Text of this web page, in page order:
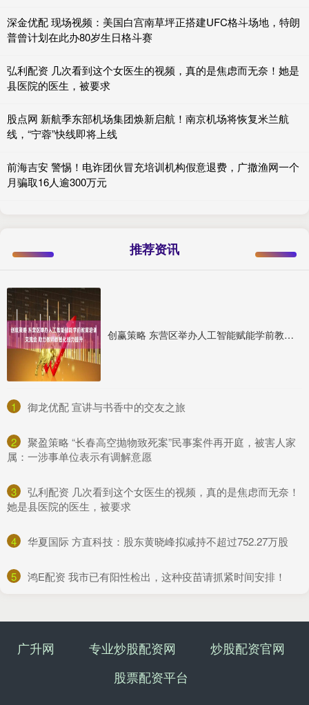
深金优配 现场视频：美国白宫南草坪正搭建UFC格斗场地，特朗
普曾计划在此办80岁生日格斗赛
弘利配资 几次看到这个女医生的视频，真的是焦虑而无奈！她是
县医院的医生，被要求
股点网 新航季东部机场集团焕新启航！南京机场将恢复米兰航
线，“宁蓉”快线即将上线
前海吉安 警惕！电诈团伙冒充培训机构假意退费，广撒渔网一个
月骗取16人逾300万元
推荐资讯
创赢策略 东营区举办人工智能赋能学前教育培训交流会 助力教师数智化能力提升
1 ​御龙优配 宣讲与书香中的交友之旅
2
​聚盈策略 “长春高空抛物致死案”民事案件再开庭，被害人家
属：一涉事单位表示有调解意愿
3
​弘利配资 几次看到这个女医生的视频，真的是焦虑而无奈！
她是县医院的医生，被要求
4 ​华夏国际 方直科技：股东黄晓峰拟减持不超过752.27万股
5 ​鸿E配资 我市已有阳性检出，这种疫苗请抓紧时间安排！
广升网 专业炒股配资网
炒股配资官网
股票配资平台